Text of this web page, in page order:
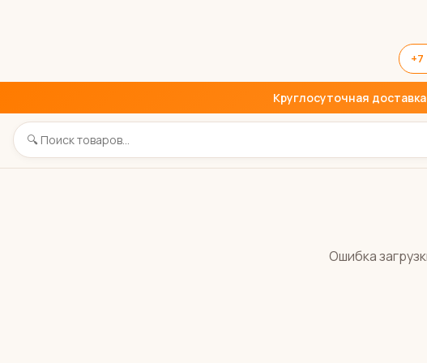
+7
Круглосуточная
Ошибка